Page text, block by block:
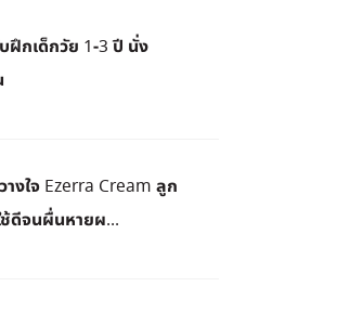
ฝึกเด็กวัย 1-3 ปี นั่ง
งใจ Ezerra Cream ลูก
ดีจนผื่นหายผ...